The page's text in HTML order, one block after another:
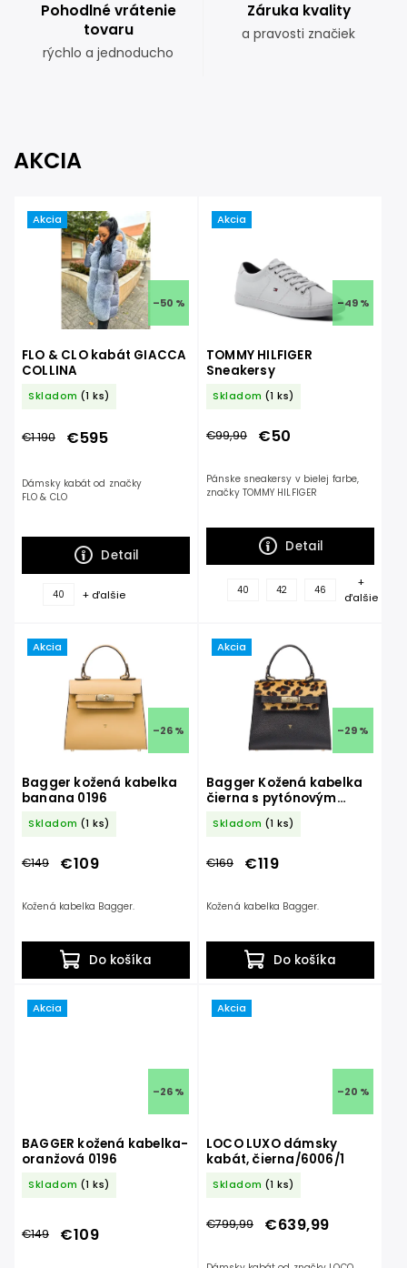
Pohodlné vrátenie
tovaru
rýchlo a jednoducho
Záruka kvality
a pravosti značiek
AKCIA
Akcia
–50 %
FLO & CLO kabát GIACCA
COLLINA
Skladom (1 ks)
€1 190 €595
Detail
Dámsky kabát od značky
FLO & CLO
40 + ďalšie
Akcia
–49 %
TOMMY HILFIGER
Sneakersy
Skladom (1 ks)
€99,90 €50
Detail
Pánske sneakersy v bielej farbe,
značky TOMMY HILFIGER
40 42 46
+
ďalšie
Akcia
–26 %
Bagger kožená kabelka
banana 0196
Skladom (1 ks)
€149 €109
Do košíka
Kožená kabelka Bagger.
Akcia
–29 %
Bagger Kožená kabelka
čierna s pytónovým
vzorom 0196
Skladom (1 ks)
€169 €119
Do košíka
Kožená kabelka Bagger.
Akcia
–26 %
BAGGER kožená kabelka-
oranžová 0196
Skladom (1 ks)
€149 €109
Akcia
–20 %
LOCO LUXO dámsky
kabát, čierna/6006/1
Skladom (1 ks)
€799,99 €639,99